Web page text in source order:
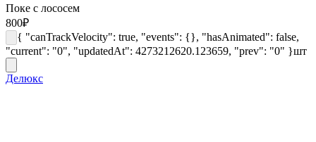
Поке с лососем
800₽
{ "canTrackVelocity": true, "events": {}, "hasAnimated": false,
"current": "0", "updatedAt": 4273212620.123659, "prev": "0" }шт
Делюкс